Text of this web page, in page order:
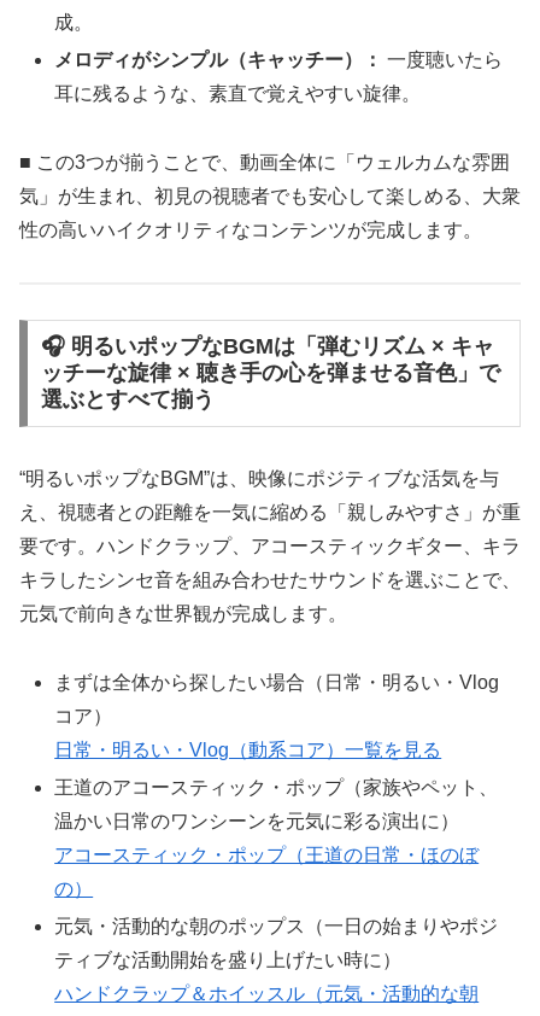
成。
メロディがシンプル（キャッチー）： 一度聴いたら
耳に残るような、素直で覚えやすい旋律。
■ この3つが揃うことで、動画全体に「ウェルカムな雰囲
気」が生まれ、初見の視聴者でも安心して楽しめる、大衆
性の高いハイクオリティなコンテンツが完成します。
🎧 明るいポップなBGMは「弾むリズム × キャ
ッチーな旋律 × 聴き手の心を弾ませる音色」で
選ぶとすべて揃う
“明るいポップなBGM”は、映像にポジティブな活気を与
え、視聴者との距離を一気に縮める「親しみやすさ」が重
要です。ハンドクラップ、アコースティックギター、キラ
キラしたシンセ音を組み合わせたサウンドを選ぶことで、
元気で前向きな世界観が完成します。
まずは全体から探したい場合（日常・明るい・Vlog
コア）
日常・明るい・Vlog（動系コア）一覧を見る
王道のアコースティック・ポップ（家族やペット、
温かい日常のワンシーンを元気に彩る演出に）
アコースティック・ポップ（王道の日常・ほのぼ
の）
元気・活動的な朝のポップス（一日の始まりやポジ
ティブな活動開始を盛り上げたい時に）
ハンドクラップ＆ホイッスル（元気・活動的な朝